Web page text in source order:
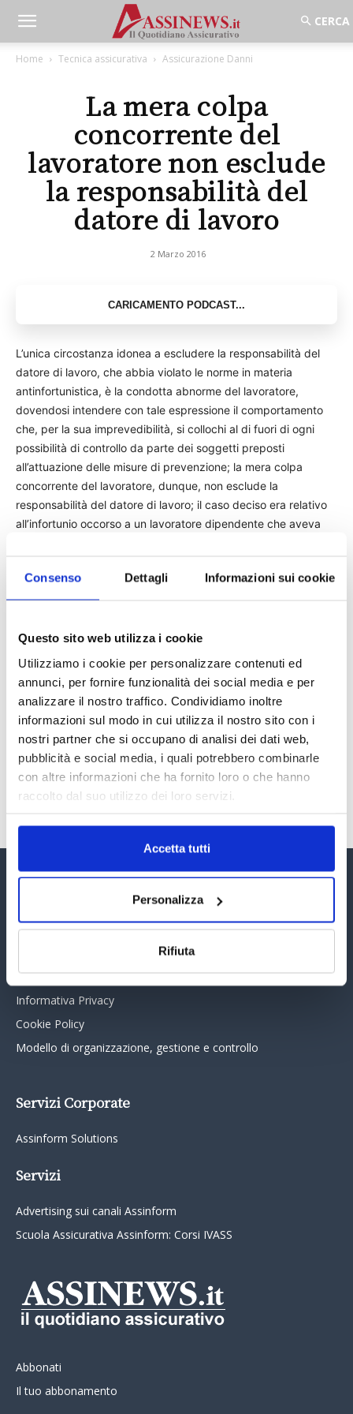
Consenso Dettagli Informazioni sui cookie
Questo sito web utilizza i cookie
Utilizziamo i cookie per personalizzare contenuti ed
annunci, per fornire funzionalità dei social media e per
analizzare il nostro traffico. Condividiamo inoltre
informazioni sul modo in cui utilizza il nostro sito con i
nostri partner che si occupano di analisi dei dati web,
pubblicità e social media, i quali potrebbero combinarle
con altre informazioni che ha fornito loro o che hanno
raccolto dal suo utilizzo dei loro servizi.
Accetta tutti
Personalizza
Rifiuta
Home Tecnica assicurativa Assicurazione Danni
La mera colpa
concorrente del
lavoratore non esclude
la responsabilità del
datore di lavoro
2 Marzo 2016
L’unica circostanza idonea a escludere la responsabilità del
datore di lavoro, che abbia violato le norme in materia
antinfortunistica, è la condotta abnorme del lavoratore,
dovendosi intendere con tale espressione il comportamento
che, per la sua imprevedibilità, si collochi al di fuori di ogni
possibilità di controllo da parte dei soggetti preposti
all’attuazione delle misure di prevenzione; la mera colpa
concorrente del lavoratore, dunque, non esclude la
responsabilità del datore di lavoro; il caso deciso era relativo
all’infortunio occorso a un lavoratore dipendente che aveva
Cassazione penale sez. IV, 22/10/2015 n. 44811
responsabilità datore di lavoro
Assinform Editore
Chi siamo
Collabora con noi
Informativa Privacy
Cookie Policy
Modello di organizzazione, gestione e controllo
Servizi Corporate
Assinform Solutions
Servizi
Advertising sui canali Assinform
Scuola Assicurativa Assinform: Corsi IVASS
Abbonati
Il tuo abbonamento